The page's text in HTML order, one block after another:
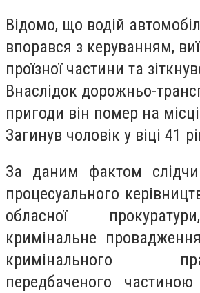
Відомо, що водій
впорався з керуванням,
проїзної частини та
Внаслідок дорожньо-
пригоди він помер на
Загинув чоловік у віці 41
За даним фактом
процесуального
обласної
кримінальне
кримінального
передбаченого